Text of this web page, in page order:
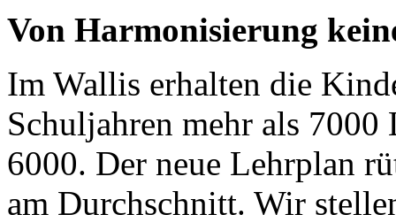
Von Harmonisierung
Im Wallis erhalten die
Schuljahren mehr als
6000. Der neue Lehrplan
am Durchschnitt. Wir